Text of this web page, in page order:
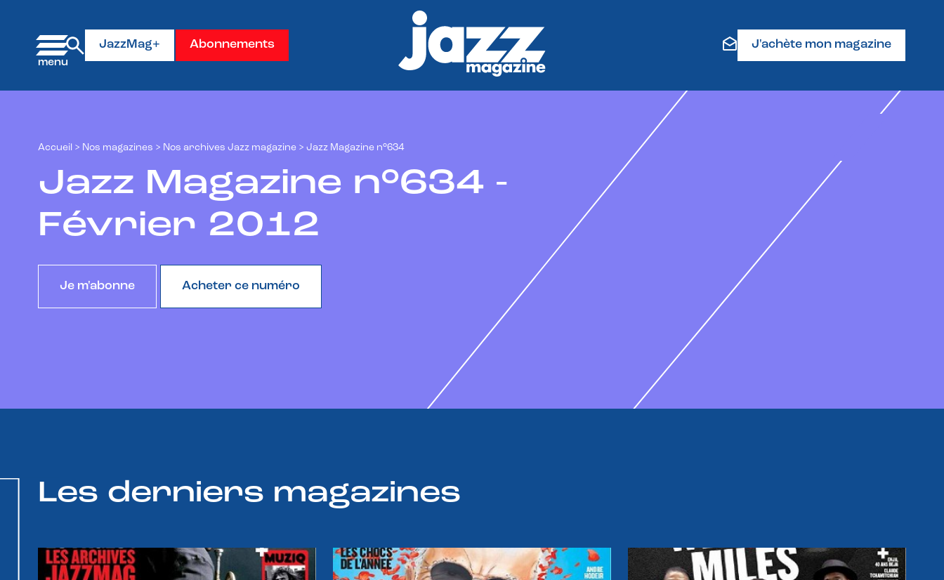
JazzMag+ Abonnements J'achète mon magazine
Accueil > Nos magazines > Nos archives Jazz magazine > Jazz Magazine n°634
Jazz Magazine n°634 -
Février 2012
Je m'abonne Acheter ce numéro
Les derniers magazines